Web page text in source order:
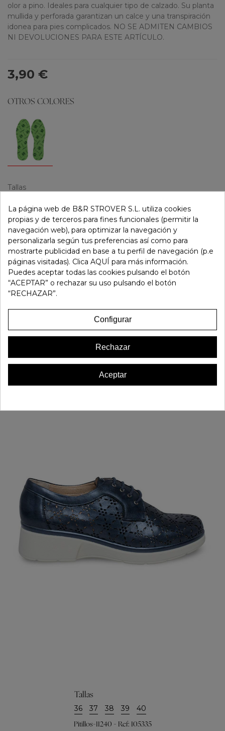
olor a pino. Ideales para cualquier tipo de calzado. Su planta
mullida y perforada garantizan un calce y una transpiración
idonea para pies complicados. NO SE ADMITEN CAMBIOS
NI DEVOLUCIONES PARA ESTE ARTÍCULO.
3,90 €
OTROS COLORES
Tallas
-
Añadir Al Carrito
Referencia:
300033
16 OTROS PRODUCTOS EN LA MISMA CATEGORÍA:
Tallas
36 37 38 39 40
Pitillos-11240 - Ref: 105335
La página web de B&R STROVER S.L. utiliza cookies
propias y de terceros para fines funcionales (permitir la
navegación web), para optimizar la navegación y
personalizarla según tus preferencias así como para
mostrarte publicidad en base a tu perfil de navegación (p.e
páginas visitadas). Clica AQUÍ para más información.
Puedes aceptar todas las cookies pulsando el botón
“ACEPTAR” o rechazar su uso pulsando el botón
“RECHAZAR”.
Configurar
Rechazar
Aceptar